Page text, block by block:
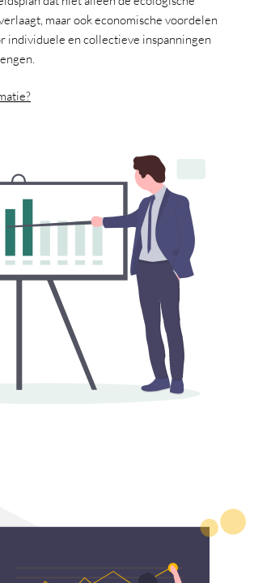
maar ook economische voordelen
individuele en collectieve inspanningen